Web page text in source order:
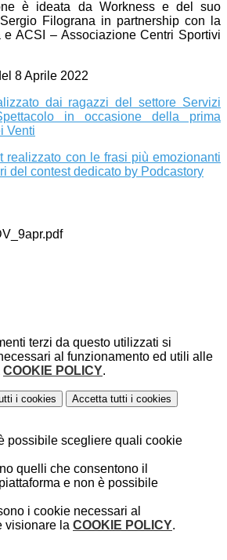
è ideata da Workness e del suo
Filograna in partnership con la
e ACSI – Associazione Centri Sportivi
8 Aprile 2022
dai ragazzi del settore Servizi
in occasione della prima
Venti
realizzato con le frasi più emozionanti
del contest dedicato by Podcastory
terzi da questo utilizzati si
al funzionamento ed utili alle
COOKIE POLICY.
i cookies Accetta tutti i cookies
possibile scegliere quali cookie
quelli che consentono il
e non è possibile
i cookie necessari al
visionare la COOKIE POLICY.